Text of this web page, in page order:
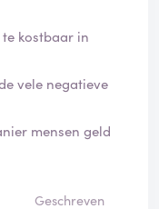
kostbaar in
vele negatieve
mensen geld
Geschreven